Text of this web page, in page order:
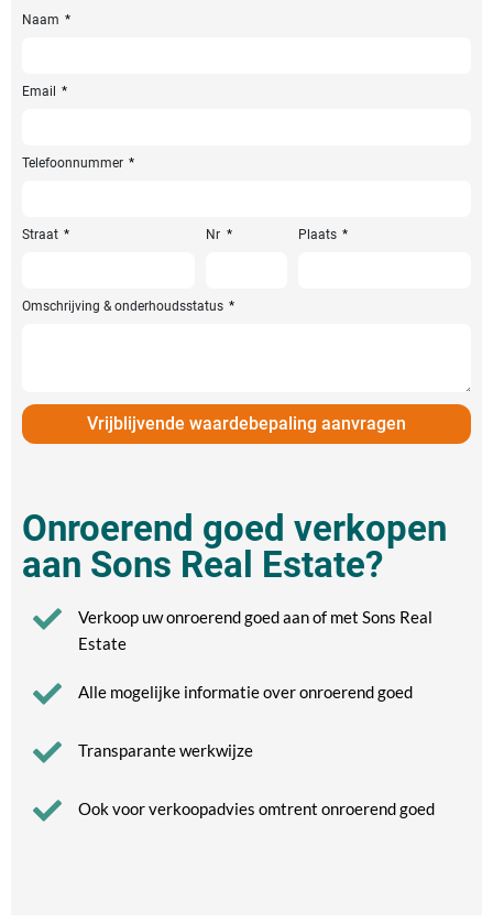
Naam
Email
Telefoonnummer
Straat Nr Plaats
Omschrijving & onderhoudsstatus
Vrijblijvende waardebepaling aanvragen
Onroerend goed verkopen
aan Sons Real Estate?
Verkoop uw onroerend goed aan of met Sons Real
Estate
Alle mogelijke informatie over onroerend goed
Transparante werkwijze
Ook voor verkoopadvies omtrent onroerend goed